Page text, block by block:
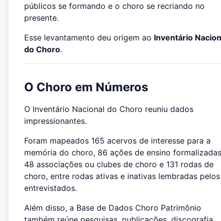
públicos se formando e o choro se recriando no
presente.
Esse levantamento deu origem ao Inventário
do Choro.
O Choro em Números
O Inventário Nacional do Choro reuniu dados
impressionantes.
Foram mapeados 165 acervos de interesse para a
memória do choro, 86 ações de ensino
48 associações ou clubes de choro e 131 rodas de
choro, entre rodas ativas e inativas lembradas pelos
entrevistados.
Além disso, a Base de Dados Choro Patrimônio